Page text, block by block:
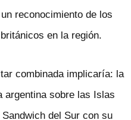
reconocimiento de los
en la región.
combinada implicaría: la
argentina sobre las Islas
del Sur con su